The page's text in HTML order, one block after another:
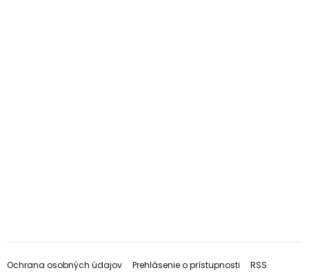
Ochrana osobných údajov Prehlásenie o prístupnosti RSS